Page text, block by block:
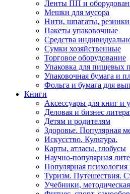
Ленты ПП и
Мешки для мусора
Нити, шпагаты,
Пакеты упаковочные
Средства
Сумки хозяйственные
Торговое оборудование
Упаковка для пищевых
Упаковочная бумага и
Фольга и бумага для
Книги
Аксессуары для книг и
Деловая и бизнес
Детям и родителям
Здоровье. Популярная
Искусство. Культура.
Карты, атласы, глобусы
Научно-популярная
Популярная психология
Туризм. Путешествия.
Учебники,